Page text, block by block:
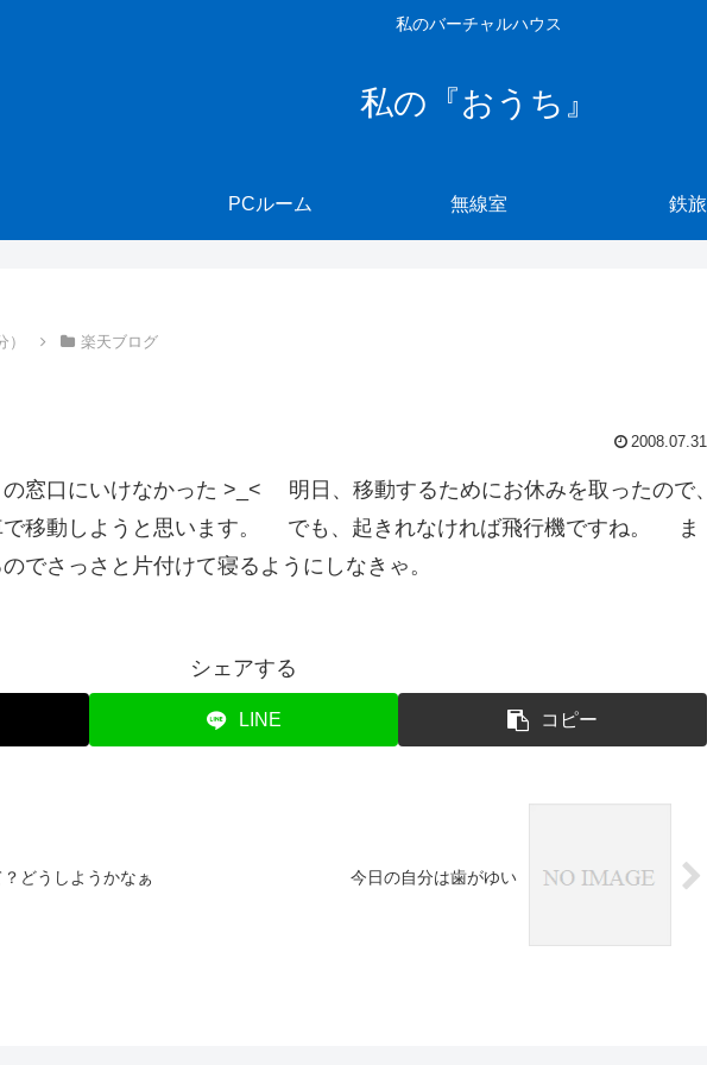
私のバーチャルハウス
私の『おうち』
PCルーム 無線室 鉄旅
楽天ブログ
2008.07.31
窓口にいけなかった >_< 明日、移動するためにお休みを取ったので、
で移動しようと思います。 でも、起きれなければ飛行機ですね。 ま
でさっさと片付けて寝るようにしなきゃ。
シェアする
LINE コピー
？どうしようかなぁ 今日の自分は歯がゆい